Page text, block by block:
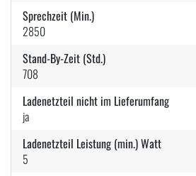
Sprechzeit (Min.)
2850
Stand-By-Zeit (Std.)
708
Ladenetzteil nicht im Lieferumfang
ja
Ladenetzteil Leistung (min.) Watt
5